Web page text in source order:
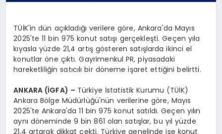
TÜİK'in dün açıkladığı verilere göre, Ankara'da Mayıs
2025'te 11 bin 975 konut satışı gerçekleşti. Geçen yıla
kıyasla yüzde 21,4 artış gösteren satışlarda ikinci el
konutlar öne çıktı. Gayrimenkul PR, piyasadaki
hareketliliğin satıcılı bir döneme işaret ettiğini belirtti.
ANKARA (İGFA) – Türkiye İstatistik Kurumu (TÜİK)
Ankara Bölge Müdürlüğü'nün verilerine göre, Mayıs
2025'te Ankara'da 11 bin 975 konut satıldı. Geçen yılın
aynı döneminde 9 bin 861 olan satışlar, bu yıl yüzde
21,4 artarak dikkat çekti. Türkiye genelinde ise konut